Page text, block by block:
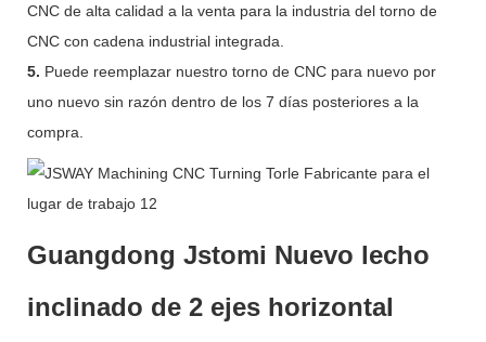
CNC de alta calidad a la venta para la industria del torno de
CNC con cadena industrial integrada.
5. Puede reemplazar nuestro torno de CNC para nuevo por
uno nuevo sin razón dentro de los 7 días posteriores a la
compra.
Guangdong Jstomi Nuevo lecho
inclinado de 2 ejes horizontal